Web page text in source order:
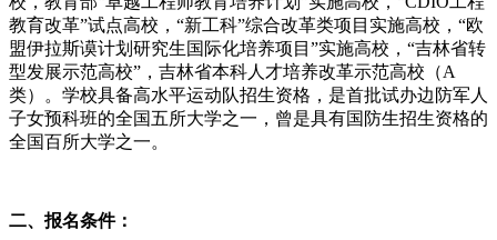
教育改革”试点高校，“新工科”综合改革类项目实施高校，“欧
盟伊拉斯谟计划研究生国际化培养项目”实施高校，“吉林省转
型发展示范高校”，吉林省本科人才培养改革示范高校（A
类）。学校具备高水平运动队招生资格，是首批试办边防军人
子女预科班的全国五所大学之一，曾是具有国防生招生资格的
全国百所大学之一。
二、报名条件：